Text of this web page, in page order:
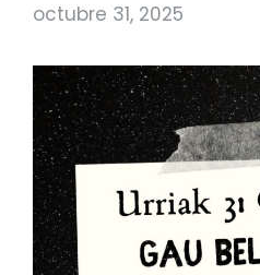
octubre 31, 2025